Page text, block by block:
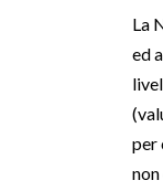
La
ed
per